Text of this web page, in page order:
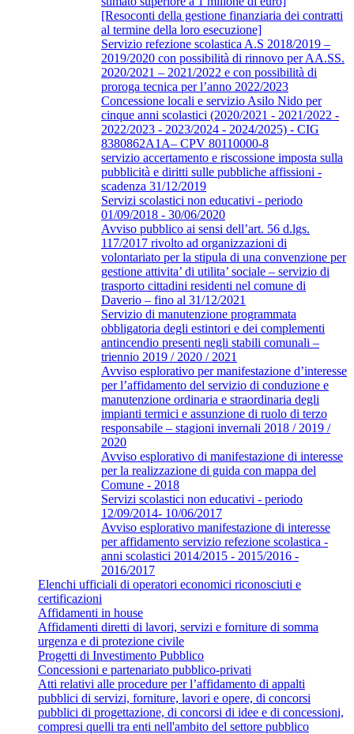
[Resoconti della gestione finanziaria dei contratti
al termine della loro esecuzione]
Servizio refezione scolastica A.S 2018/2019 –
2019/2020 con possibilità di rinnovo per AA.SS.
2020/2021 – 2021/2022 e con possibilità di
proroga tecnica per l’anno 2022/2023
Concessione locali e servizio Asilo Nido per
cinque anni scolastici (2020/2021 - 2021/2022 -
2022/2023 - 2023/2024 - 2024/2025) - CIG
8380862A1A– CPV 80110000-8
servizio accertamento e riscossione imposta sulla
pubblicità e diritti sulle pubbliche affissioni -
scadenza 31/12/2019
Servizi scolastici non educativi - periodo
01/09/2018 - 30/06/2020
Avviso pubblico ai sensi dell’art. 56 d.lgs.
117/2017 rivolto ad organizzazioni di
volontariato per la stipula di una convenzione per
gestione attivita’ di utilita’ sociale – servizio di
trasporto cittadini residenti nel comune di
Daverio – fino al 31/12/2021
Servizio di manutenzione programmata
obbligatoria degli estintori e dei complementi
antincendio presenti negli stabili comunali –
triennio 2019 / 2020 / 2021
Avviso esplorativo per manifestazione d’interesse
per l’affidamento del servizio di conduzione e
manutenzione ordinaria e straordinaria degli
impianti termici e assunzione di ruolo di terzo
responsabile – stagioni invernali 2018 / 2019 /
2020
Avviso esplorativo di manifestazione di interesse
per la realizzazione di guida con mappa del
Comune - 2018
Servizi scolastici non educativi - periodo
12/09/2014- 10/06/2017
Avviso esplorativo manifestazione di interesse
per affidamento servizio refezione scolastica -
anni scolastici 2014/2015 - 2015/2016 -
2016/2017
Elenchi ufficiali di operatori economici riconosciuti e
certificazioni
Affidamenti in house
Affidamenti diretti di lavori, servizi e forniture di somma
urgenza e di protezione civile
Progetti di Investimento Pubblico
Concessioni e partenariato pubblico-privati
Atti relativi alle procedure per l’affidamento di appalti
pubblici di servizi, forniture, lavori e opere, di concorsi
pubblici di progettazione, di concorsi di idee e di concessioni,
compresi quelli tra enti nell'ambito del settore pubblico